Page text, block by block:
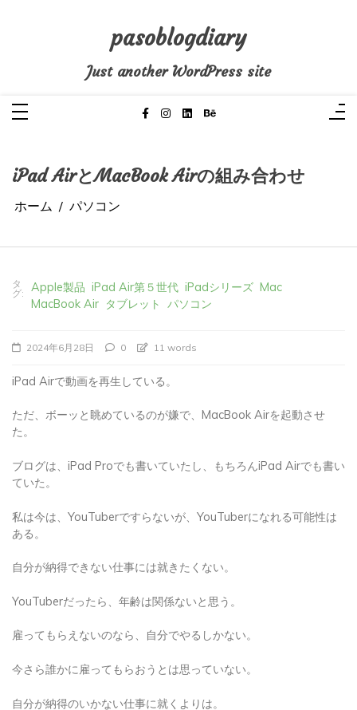
pasoblogdiary
Just another WordPress site
iPad AirとMacBook Airの組み合わせ
ホーム パソコン
タ
グ:
Apple製品 iPad Air第５世代 iPadシリーズ Mac
MacBook Air タブレット パソコン
2024年6月28日 0 11 words
iPad Airで動画を再生している。
ただ、ボーッと眺めているのが嫌で、MacBook Airを起動させ
た。
ブログは、iPad Proでも書いていたし、もちろんiPad Airでも書い
ていた。
私は今は、YouTuberですらないが、YouTuberになれる可能性は
ある。
自分が納得できない仕事には就きたくない。
YouTuberだったら、年齢は関係ないと思う。
雇ってもらえないのなら、自分でやるしかない。
今さら誰かに雇ってもらおうとは思っていない。
自分が納得のいかない仕事に就くよりは。